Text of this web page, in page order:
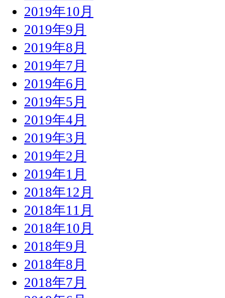
2019年10月
2019年9月
2019年8月
2019年7月
2019年6月
2019年5月
2019年4月
2019年3月
2019年2月
2019年1月
2018年12月
2018年11月
2018年10月
2018年9月
2018年8月
2018年7月